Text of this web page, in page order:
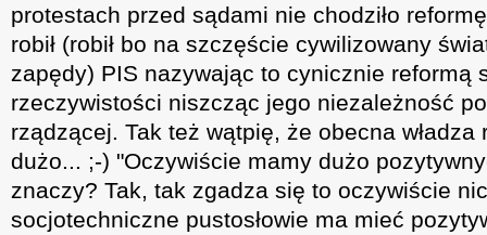
protestach przed sądami nie chodziło
robił (robił bo na szczęście cywilizowany
zapędy) PIS nazywając to cynicznie reformą
rzeczywistości niszcząc jego niezależność
rządzącej. Tak też wątpię, że obecna
dużo... ;-) "Oczywiście mamy dużo
znaczy? Tak, tak zgadza się to oczywiście
socjotechniczne pustosłowie ma mieć